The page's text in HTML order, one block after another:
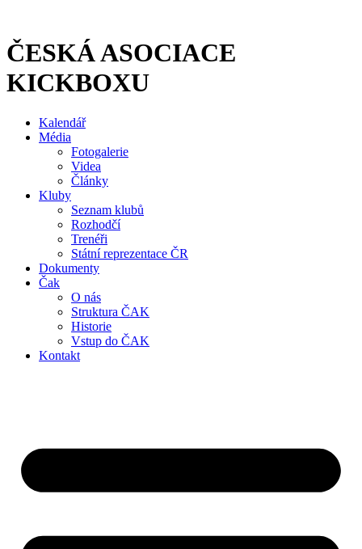
obsahu
ČESKÁ ASOCIACE
KICKBOXU
Kalendář
Média
Fotogalerie
Videa
Články
Kluby
Seznam klubů
Rozhodčí
Trenéři
Státní reprezentace ČR
Dokumenty
Čak
O nás
Struktura ČAK
Historie
Vstup do ČAK
Kontakt